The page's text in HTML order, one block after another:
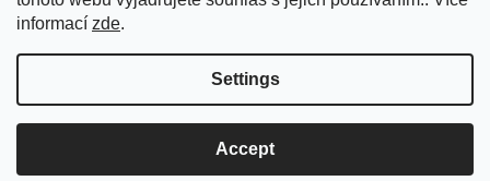
informací zde.
Settings
Accept
Sat 14–19 h
© 2026 ArtMap. All rights reserved.